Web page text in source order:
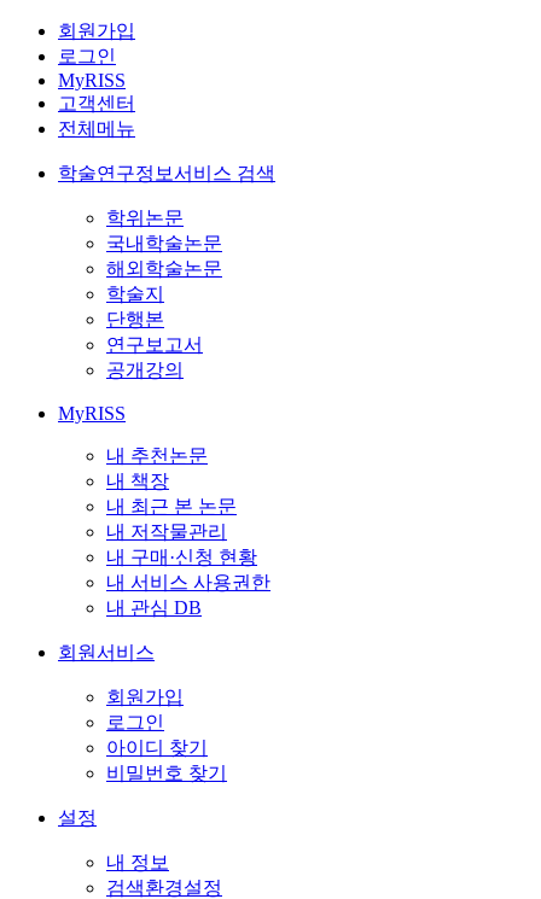
회원가입
로그인
MyRISS
고객센터
전체메뉴
학술연구정보서비스 검색
학위논문
국내학술논문
해외학술논문
학술지
단행본
연구보고서
공개강의
MyRISS
내 추천논문
내 책장
내 최근 본 논문
내 저작물관리
내 구매·신청 현황
내 서비스 사용권한
내 관심 DB
회원서비스
회원가입
로그인
아이디 찾기
비밀번호 찾기
설정
내 정보
검색환경설정